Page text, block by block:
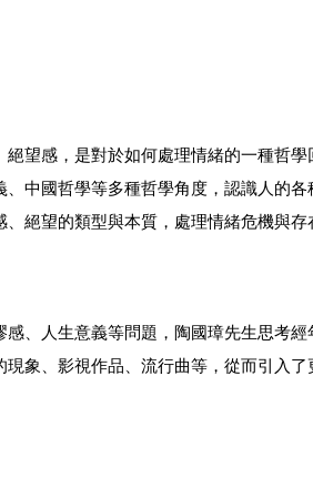
望感，是對於如何處理情緒的一種哲學
中國哲學等多種哲學角度，認識人的
絕望的類型與本質，處理情緒危機與
、人生意義等問題，陶國璋先生思考
象、影視作品、流行曲等，從而引入了